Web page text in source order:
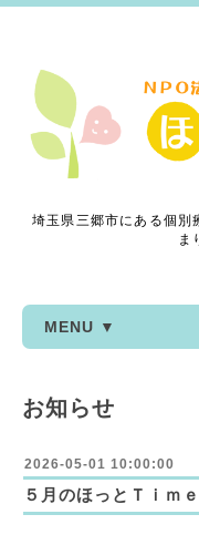
埼玉県三郷市にある個別
ま
MENU ▼
お知らせ
2026-05-01 10:00:00
５月のほっとＴｉｍ